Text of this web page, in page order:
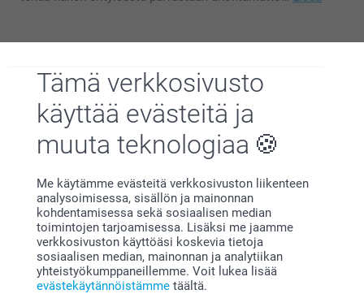
Tämä verkkosivusto
käyttää evästeitä ja
muuta teknologiaa
Me käytämme evästeitä verkkosivuston liikenteen
analysoimisessa, sisällön ja mainonnan
kohdentamisessa sekä sosiaalisen median
toimintojen tarjoamisessa. Lisäksi me jaamme
verkkosivuston käyttöäsi koskevia tietoja
sosiaalisen median, mainonnan ja analytiikan
yhteistyökumppaneillemme. Voit lukea lisää
evästekäytännöistämme täältä.
hauskoihin lahjaideoihimme, jotka
nostavat takuuvarmasti hymyn kenen
tahansa huulille!